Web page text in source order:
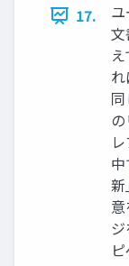
17.